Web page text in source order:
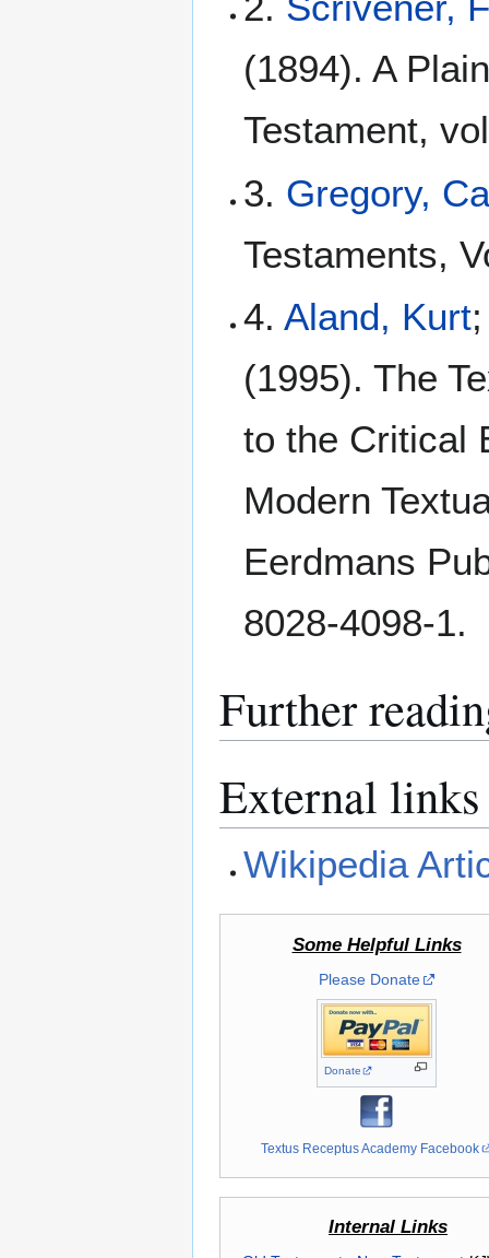
(1894). A
Testament,
3. Gregory,
Testaments,
4.Aland, Kurt
(1995). The
to the Critical
Modern
Eerdmans
8028-4098-1.
Further
External links
Wikipedia
Some Helpful Links
Please Donate
Donate
Textus Receptus Academy Facebook
Internal Links